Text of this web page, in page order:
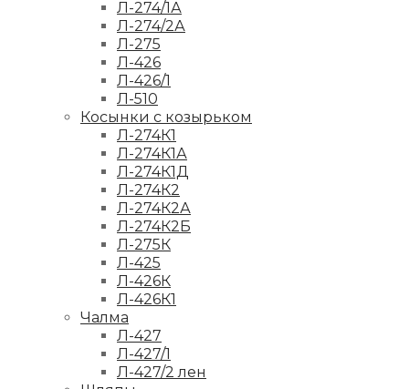
Л-274/1А
Л-274/2А
Л-275
Л-426
Л-426/1
Л-510
Косынки с козырьком
Л-274К1
Л-274К1А
Л-274К1Д
Л-274К2
Л-274К2А
Л-274К2Б
Л-275К
Л-425
Л-426К
Л-426К1
Чалма
Л-427
Л-427/1
Л-427/2 лен